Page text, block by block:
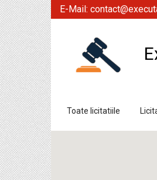
E-Mail:
Toate licitatiile